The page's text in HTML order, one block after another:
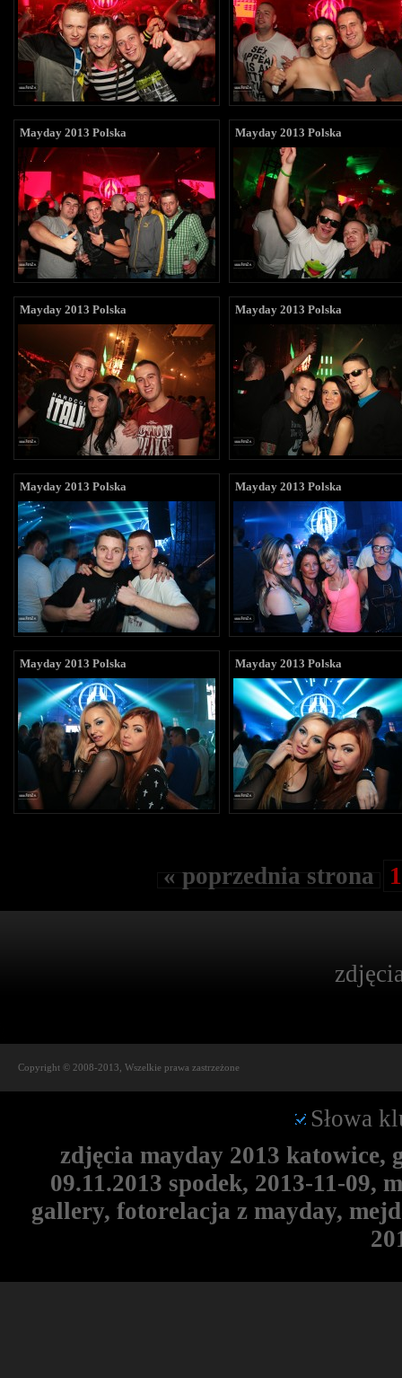
Mayday 2013 Polska Mayday 2013 Polska
Mayday 2013 Polska Mayday 2013 Polska
Mayday 2013 Polska Mayday 2013 Polska
Mayday 2013 Polska Mayday 2013 Polska
« poprzednia strona 1
Copyright © 2008-2013, Wszelkie prawa zastrzeżone
Słowa
zdjęcia mayday 2013 katowice,
09.11.2013 spodek, 2013-11-09,
gallery, fotorelacja z mayday,